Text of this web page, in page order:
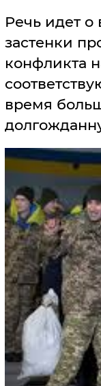
Речь идет
застенки
конфликта
время